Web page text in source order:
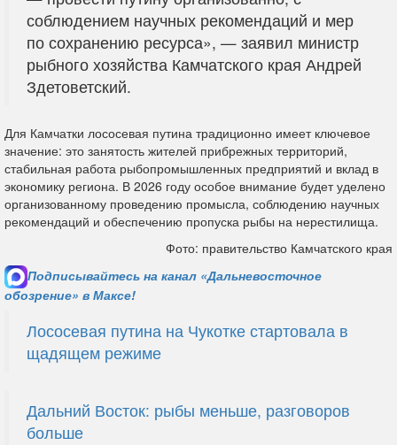
соблюдением научных рекомендаций и мер
по сохранению ресурса», — заявил министр
рыбного хозяйства Камчатского края Андрей
Здетоветский.
Для Камчатки лососевая путина традиционно имеет ключевое
значение: это занятость жителей прибрежных территорий,
стабильная работа рыбопромышленных предприятий и вклад в
экономику региона. В 2026 году особое внимание будет уделено
организованному проведению промысла, соблюдению научных
рекомендаций и обеспечению пропуска рыбы на нерестилища.
Фото: правительство Камчатского края
Подписывайтесь на канал «Дальневосточное
обозрение» в Максе!
Лососевая путина на Чукотке стартовала в
щадящем режиме
Дальний Восток: рыбы меньше, разговоров
больше